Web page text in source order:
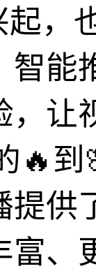
起，
智
，让
🔥
提供
富、